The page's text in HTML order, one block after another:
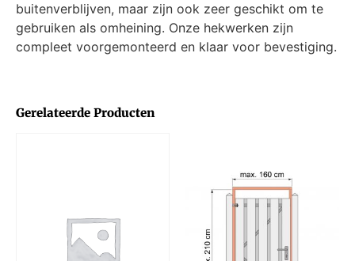
Gerelateerde Producten
buitenverblijven, maar zijn ook zeer geschikt om te
gebruiken als omheining. Onze hekwerken zijn
compleet voorgemonteerd en klaar voor bevestiging.